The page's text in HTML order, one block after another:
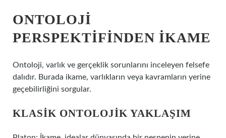
ONTOLOJI
PERSPEKTIFINDEN İKAME
Ontoloji, varlık ve gerçeklik sorunlarını inceleyen felsefe
dalıdır. Burada ikame, varlıkların veya kavramların yerine
geçebilirliğini sorgular.
KLASIK ONTOLOJIK YAKLAŞIM